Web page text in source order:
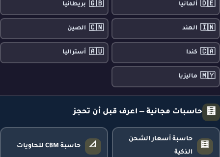
🇩🇪 ألمانيا 🇬🇧 بريطانيا
🇮🇳 الهند 🇨🇳 الصين
🇨🇦 كندا 🇦🇺 أستراليا
🇲🇾 ماليزيا
🧮 حاسبات مجانية — اعرف قبل أن تحجز
🧮
حاسبة أسعار الشحن
الذكية
📐 حاسبة CBM للحاويات